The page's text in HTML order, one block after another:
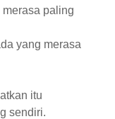
paling
yang merasa
itu
sendiri.